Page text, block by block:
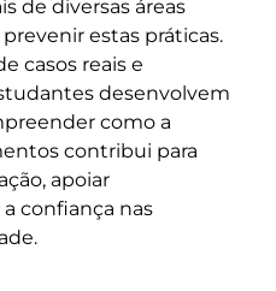
de diversas áreas
estas práticas.
casos reais e
desenvolvem
como a
contribui para
apoiar
confiança nas